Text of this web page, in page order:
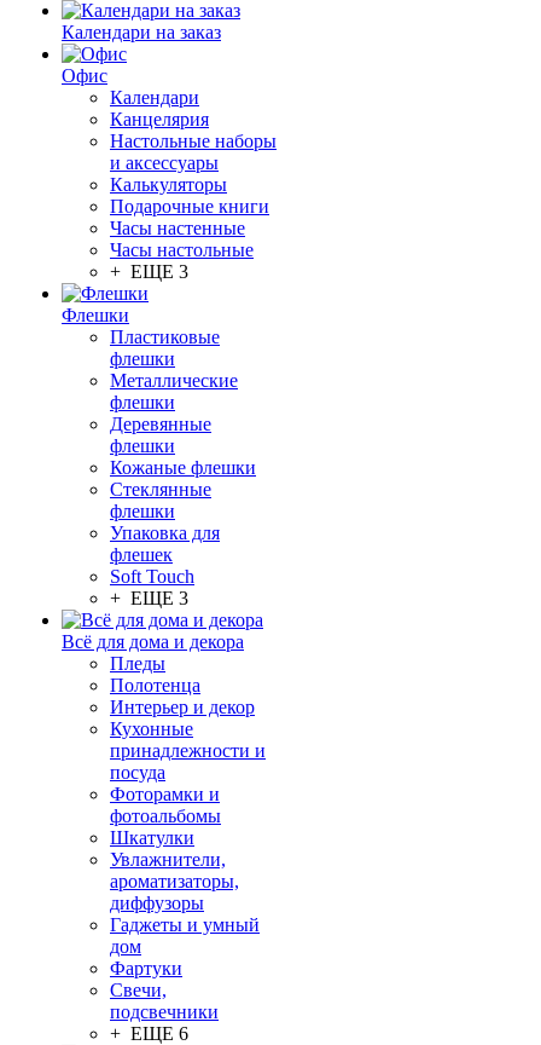
Календари на заказ
Офис
Календари
Канцелярия
Настольные наборы
и аксессуары
Калькуляторы
Подарочные книги
Часы настенные
Часы настольные
+ ЕЩЕ 3
Флешки
Пластиковые
флешки
Металлические
флешки
Деревянные
флешки
Кожаные флешки
Стеклянные
флешки
Упаковка для
флешек
Soft Touch
+ ЕЩЕ 3
Всё для дома и декора
Пледы
Полотенца
Интерьер и декор
Кухонные
принадлежности и
посуда
Фоторамки и
фотоальбомы
Шкатулки
Увлажнители,
ароматизаторы,
диффузоры
Гаджеты и умный
дом
Фартуки
Свечи,
подсвечники
+ ЕЩЕ 6